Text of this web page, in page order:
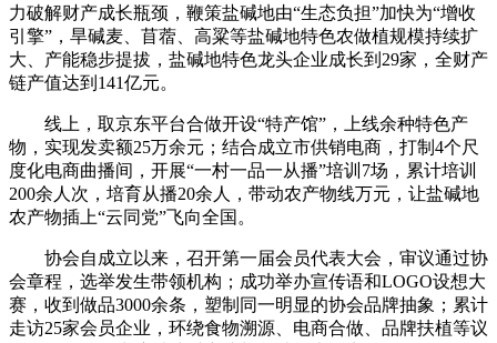
力破解财产成长瓶颈，鞭策盐碱地由“生态负担”加快为“增收
引擎”，旱碱麦、苜蓿、高粱等盐碱地特色农做植规模持续扩
大、产能稳步提拔，盐碱地特色龙头企业成长到29家，全财产
链产值达到141亿元。
线上，取京东平台合做开设“特产馆”，上线余种特色产
物，实现发卖额25万余元；结合成立市供销电商，打制4个尺
度化电商曲播间，开展“一村一品一从播”培训7场，累计培训
200余人次，培育从播20余人，带动农产物线万元，让盐碱地
农产物插上“云同党”飞向全国。
协会自成立以来，召开第一届会员代表大会，审议通过协
会章程，选举发生带领机构；成功举办宣传语和LOGO设想大
赛，收到做品3000余条，塑制同一明显的协会品牌抽象；累计
走访25家会员企业，环绕食物溯源、电商合做、品牌扶植等议